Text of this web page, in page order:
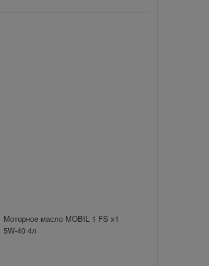
Моторное масло MOBIL 1 FS x1
5W-40 4л